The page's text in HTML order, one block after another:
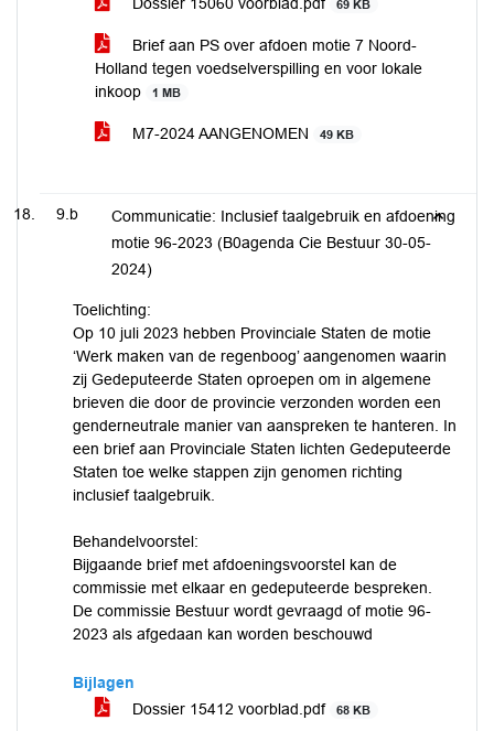
69 KB
Brief aan PS over afdoen motie 7 Noord-
Holland tegen voedselverspilling en voor lokale
inkoop
1 MB
M7-2024 AANGENOMEN 49 KB
9.b
Communicatie: Inclusief taalgebruik en afdoening
motie 96-2023 (B0agenda Cie Bestuur 30-05-
2024)
Toelichting:
Op 10 juli 2023 hebben Provinciale Staten de motie
‘Werk maken van de regenboog’ aangenomen waarin
zij Gedeputeerde Staten oproepen om in algemene
brieven die door de provincie verzonden worden een
genderneutrale manier van aanspreken te hanteren. In
een brief aan Provinciale Staten lichten Gedeputeerde
Staten toe welke stappen zijn genomen richting
inclusief taalgebruik.
Behandelvoorstel:
Bijgaande brief met afdoeningsvoorstel kan de
commissie met elkaar en gedeputeerde bespreken.
De commissie Bestuur wordt gevraagd of motie 96-
2023 als afgedaan kan worden beschouwd
Bijlagen
Dossier 15412 voorblad.pdf
68 KB